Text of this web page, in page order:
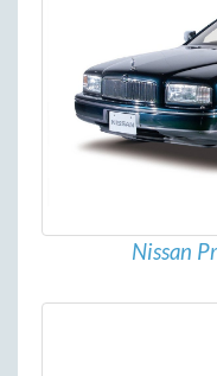
Nissan